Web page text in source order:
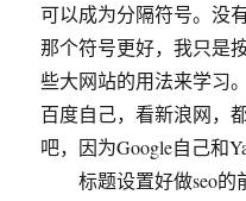
可以成为分隔符号。没
那个符号更好，我只是
些大网站的用法来学习
百度自己，看新浪网，
吧，因为Google自己和
标题设置好做seo的